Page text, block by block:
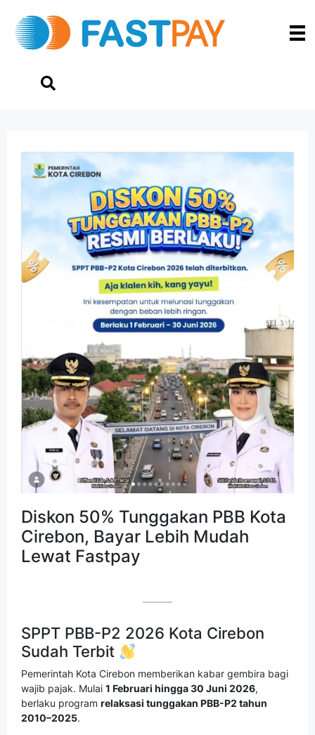
Diskon 50% Tunggakan PBB Kota
Cirebon, Bayar Lebih Mudah
Lewat Fastpay
SPPT PBB-P2 2026 Kota Cirebon
Sudah Terbit
Pemerintah Kota Cirebon memberikan kabar gembira bagi
wajib pajak. Mulai 1 Februari hingga 30 Juni 2026,
berlaku program relaksasi tunggakan PBB-P2 tahun
2010–2025.